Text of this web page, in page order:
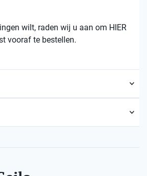
wilt, raden wij u aan om HIER
vooraf te bestellen.